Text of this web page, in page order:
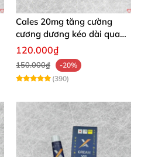
Cales 20mg tăng cường
cương dương kéo dài quan
hệ mua ngay
120.000₫
150.000₫
-20%
(390)